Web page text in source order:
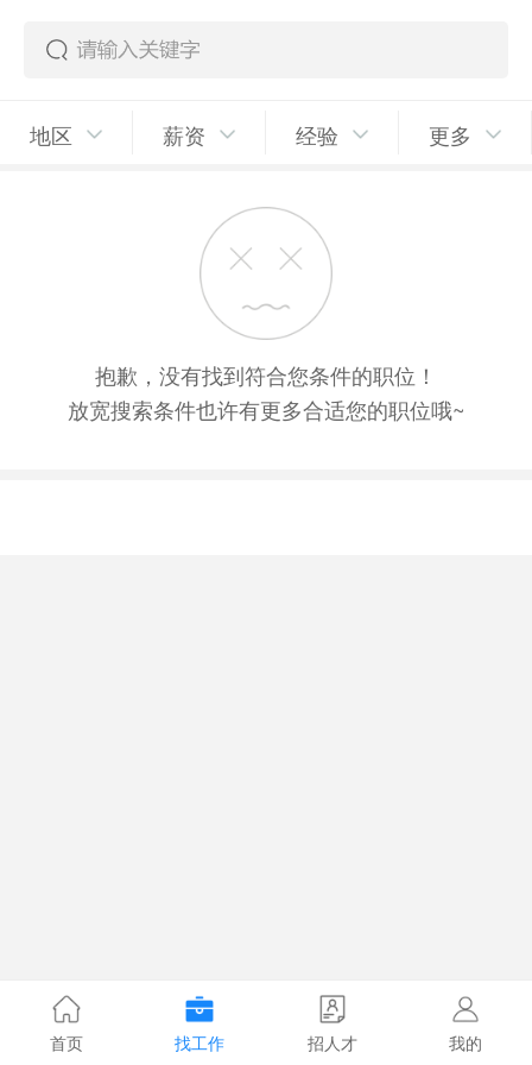
地区 薪资 经验 更多
抱歉，没有找到符合您条件的职位！
放宽搜索条件也许有更多合适您的职位哦~
首页 找工作 招人才 我的